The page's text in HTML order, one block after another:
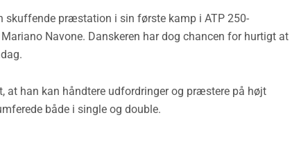
skuffende præstation i sin første kamp i ATP 250-
Navone. Danskeren har dog chancen for hurtigt at
at han kan håndtere udfordringer og præstere på højt
både i single og double.